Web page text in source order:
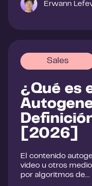
Erwann
Sales
¿Qué es
[2026]
El contenido
video u otros
por algoritmos de…